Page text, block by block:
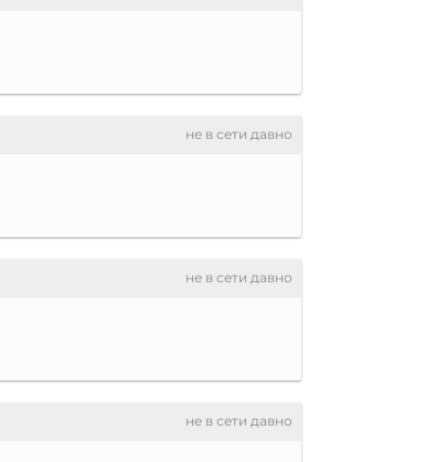
не в сети давно
не в сети давно
не в сети давно